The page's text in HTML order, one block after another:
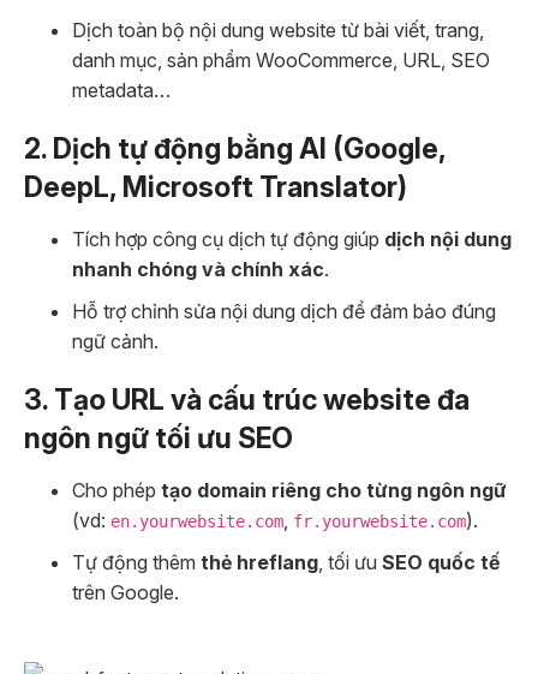
Dịch toàn bộ nội dung website từ bài viết, trang,
danh mục, sản phẩm WooCommerce, URL, SEO
metadata…
2. Dịch tự động bằng AI (Google,
DeepL, Microsoft Translator)
Tích hợp công cụ dịch tự động giúp dịch nội dung
nhanh chóng và chính xác.
Hỗ trợ chỉnh sửa nội dung dịch để đảm bảo đúng
ngữ cảnh.
3. Tạo URL và cấu trúc website đa
ngôn ngữ tối ưu SEO
Cho phép tạo domain riêng cho từng ngôn ngữ
(vd: en.yourwebsite.com fr.yourwebsite.com).
Tự động thêm thẻ hreflang , tối ưu SEO quốc tế
trên Google.